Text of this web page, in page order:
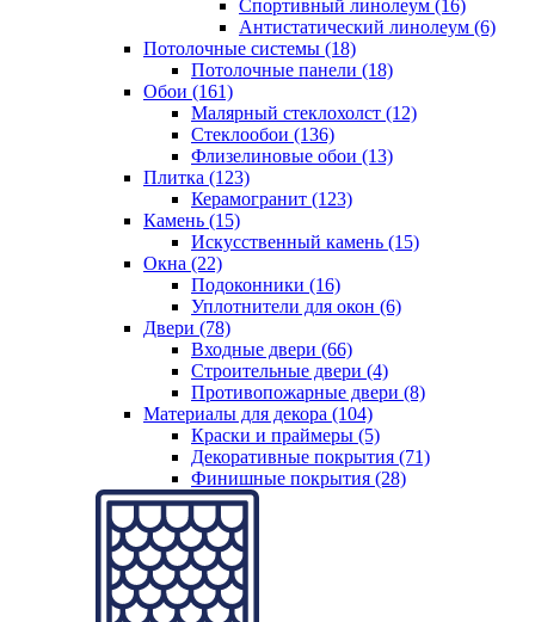
Спортивный линолеум (16)
Антистатический линолеум (6)
Потолочные системы (18)
Потолочные панели (18)
Обои (161)
Малярный стеклохолст (12)
Стеклообои (136)
Флизелиновые обои (13)
Плитка (123)
Керамогранит (123)
Камень (15)
Искусственный камень (15)
Окна (22)
Подоконники (16)
Уплотнители для окон (6)
Двери (78)
Входные двери (66)
Строительные двери (4)
Противопожарные двери (8)
Материалы для декора (104)
Краски и праймеры (5)
Декоративные покрытия (71)
Финишные покрытия (28)